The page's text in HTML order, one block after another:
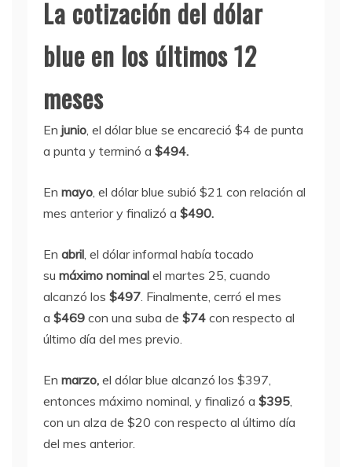
La cotización del dólar
blue en los últimos 12
meses
En junio, el dólar blue se encareció $4 de punta
a punta y terminó a $494.
En mayo, el dólar blue subió $21 con relación al
mes anterior y finalizó a $490.
En abril, el dólar informal había tocado
su máximo nominal el martes 25, cuando
alcanzó los $497. Finalmente, cerró el mes
a $469 con una suba de $74 con respecto al
último día del mes previo.
En marzo, el dólar blue alcanzó los $397,
entonces máximo nominal, y finalizó a $395,
con un alza de $20 con respecto al último día
del mes anterior.